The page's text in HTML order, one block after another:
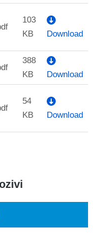
103
KB
Download
388
KB
Download
54
KB
Download